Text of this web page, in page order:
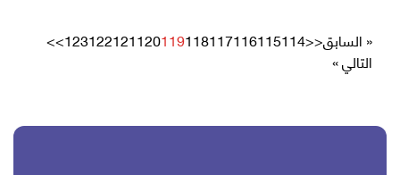
« السابق<<
114
115
116
117
118
119
120
121
122
123
>>
التالي »